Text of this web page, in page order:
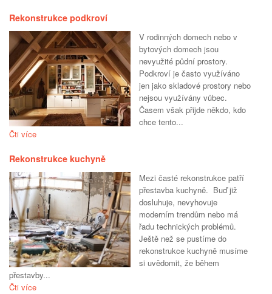
Rekonstrukce podkroví
V rodinných domech nebo v
bytových domech jsou
nevyužité půdní prostory.
Podkroví je často využíváno
jen jako skladové prostory nebo
nejsou využívány vůbec.
Časem však přijde někdo, kdo
chce tento...
Čti více
Rekonstrukce kuchyně
Mezi časté rekonstrukce patří
přestavba kuchyně. Buď již
dosluhuje, nevyhovuje
moderním trendům nebo má
řadu technických problémů.
Ještě než se pustíme do
rekonstrukce kuchyně musíme
si uvědomit, že během
přestavby...
Čti více